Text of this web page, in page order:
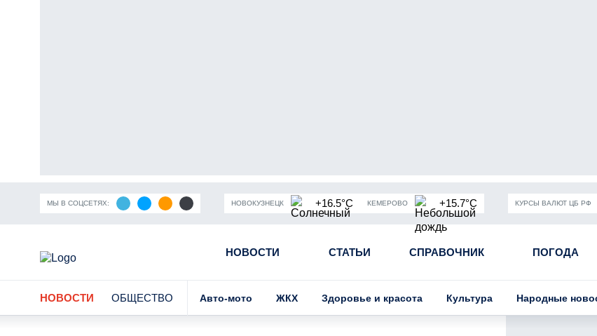
МЫ В СОЦСЕТЯХ: НОВОКУЗНЕЦК +16.5°C КЕМЕРОВО +15.7°C КУРСЫ ВАЛЮТ ЦБ РФ
НОВОСТИ СТАТЬИ СПРАВОЧНИК ПОГОДА
Кузбасса Пандемия коронавирусной инфекции Частичная мобилизация в России Угольная
НОВОСТИ ОБЩЕСТВО Авто-мото ЖКХ Здоровье и красота Культура Народные